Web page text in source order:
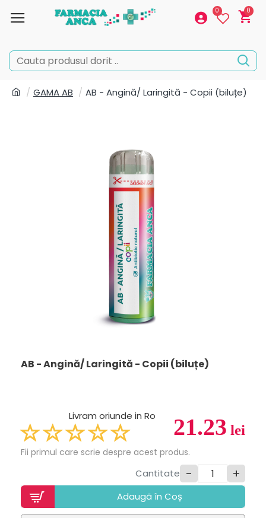
0 0
GAMA AB AB - Angină/ Laringită - Copii (biluțe)
AB - Angină/ Laringită - Copii (biluțe)
21.23 lei
Livram oriunde in Ro
Fii primul care scrie despre acest produs.
Cantitate - +
Adaugã în Coș